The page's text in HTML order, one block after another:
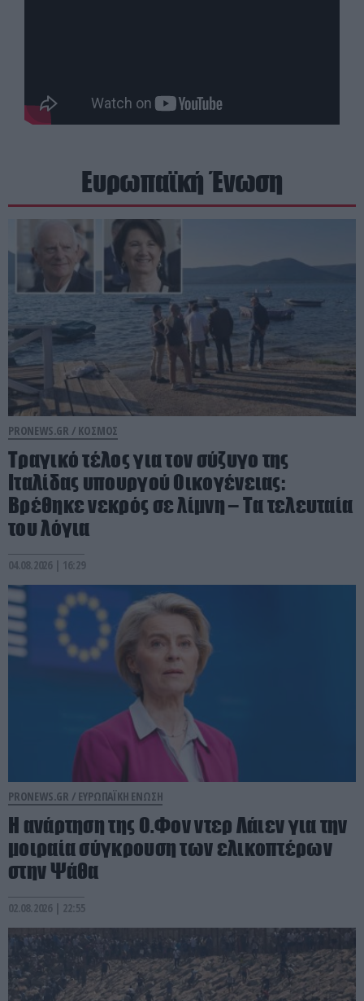
Ευρωπαϊκή Ένωση
PRONEWS.GR / ΚΟΣΜΟΣ
Τραγικό τέλος για τον σύζυγο της
Ιταλίδας υπουργού Οικογένειας:
Βρέθηκε νεκρός σε λίμνη – Τα τελευταία
του λόγια
04.08.2026 | 16:29
PRONEWS.GR / ΕΥΡΩΠΑΪΚΗ ΕΝΩΣΗ
Η ανάρτηση της Ο.Φον ντερ Λάιεν για την
μοιραία σύγκρουση των ελικοπτέρων
στην Ψάθα
02.08.2026 | 22:55